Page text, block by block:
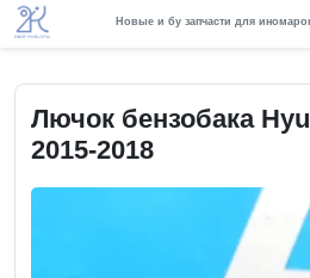
Новые и бу запчасти для
Лючок бензобака
2015-2018